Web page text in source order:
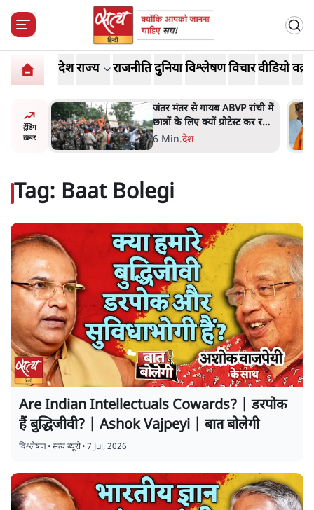
देशराज्य राजनीतिदुनियाविश्लेषणविचारवीडियो
ट्रेंडिंग
ख़बर
रांची में
कर रही
सुखबीर बादल और पीएम मोदी
मिले, पंजाब चुनाव से पहले बीजेपी-
अकाली दल गठबंधन की अटकलें
6 Min.पंजाब
Tag: Baat Bolegi
Are Indian Intellectuals Cowards? | डरपोक
हैं बुद्धिजीवी? | Ashok Vajpeyi | बात बोलेगी
विश्लेषण•सत्य ब्यूरो•7 Jul, 2026